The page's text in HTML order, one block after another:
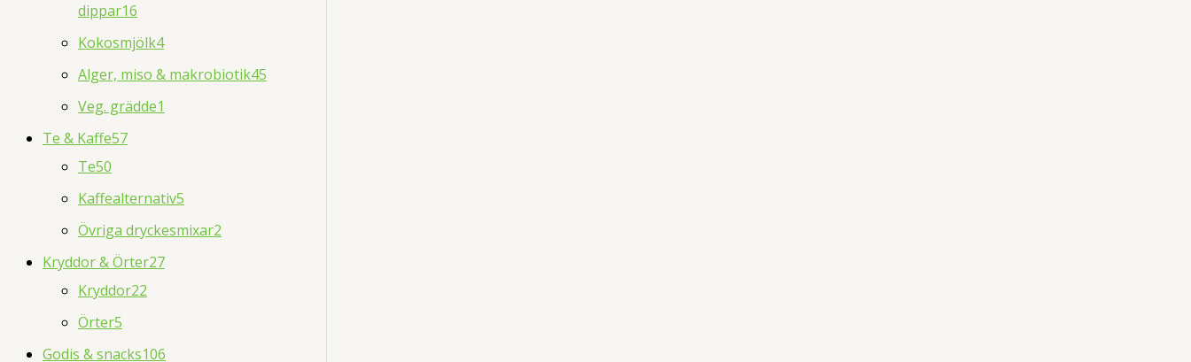
dippar16
Kokosmjölk4
Alger, miso & makrobiotik45
Veg. grädde1
Te & Kaffe57
Te50
Kaffealternativ5
Övriga dryckesmixar2
Kryddor & Örter27
Kryddor22
Örter5
Godis & snacks106